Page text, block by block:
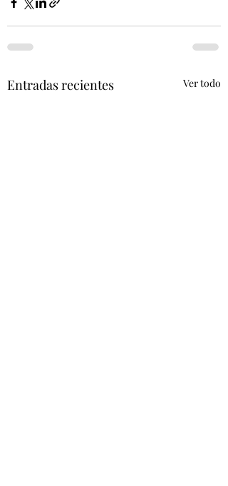
Entradas recientes Ver todo